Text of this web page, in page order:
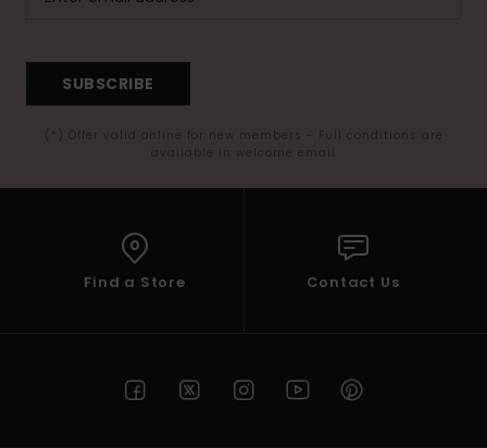
SUBSCRIBE
(*) Offer valid online for new members - Full conditions are
available in welcome email
Find a Store Contact Us